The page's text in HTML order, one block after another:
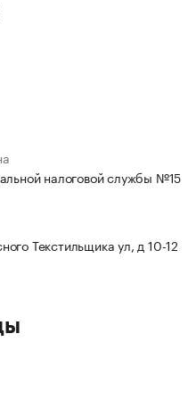
налоговой службы №15
Текстильщика ул, д 10-12